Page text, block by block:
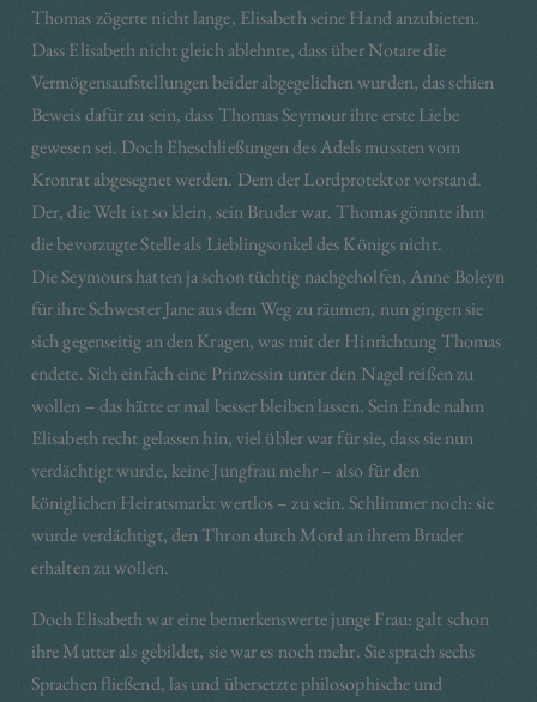
Thomas zögerte nicht lange, Elisabeth seine Hand anzubieten.
Dass Elisabeth nicht gleich ablehnte, dass über Notare die
Vermögensaufstellungen beider abgegelichen wurden, das schien
Beweis dafür zu sein, dass Thomas Seymour ihre erste Liebe
gewesen sei. Doch Eheschließungen des Adels mussten vom
Kronrat abgesegnet werden. Dem der Lordprotektor vorstand.
Der, die Welt ist so klein, sein Bruder war. Thomas gönnte ihm
die bevorzugte Stelle als Lieblingsonkel des Königs nicht.
Die Seymours hatten ja schon tüchtig nachgeholfen, Anne Boleyn
für ihre Schwester Jane aus dem Weg zu räumen, nun gingen sie
sich gegenseitig an den Kragen, was mit der Hinrichtung Thomas
endete. Sich einfach eine Prinzessin unter den Nagel reißen zu
wollen – das hätte er mal besser bleiben lassen. Sein Ende nahm
Elisabeth recht gelassen hin, viel übler war für sie, dass sie nun
verdächtigt wurde, keine Jungfrau mehr – also für den
königlichen Heiratsmarkt wertlos – zu sein. Schlimmer noch: sie
wurde verdächtigt, den Thron durch Mord an ihrem Bruder
erhalten zu wollen.
Doch Elisabeth war eine bemerkenswerte junge Frau: galt schon
ihre Mutter als gebildet, sie war es noch mehr. Sie sprach sechs
Sprachen fließend, las und übersetzte philosophische und